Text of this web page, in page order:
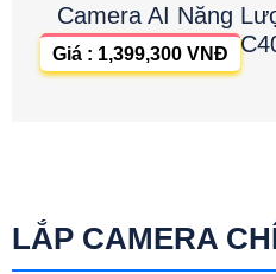
Camera AI Năng
Giá : 1,399,300 VNĐ
LẮP CAMERA